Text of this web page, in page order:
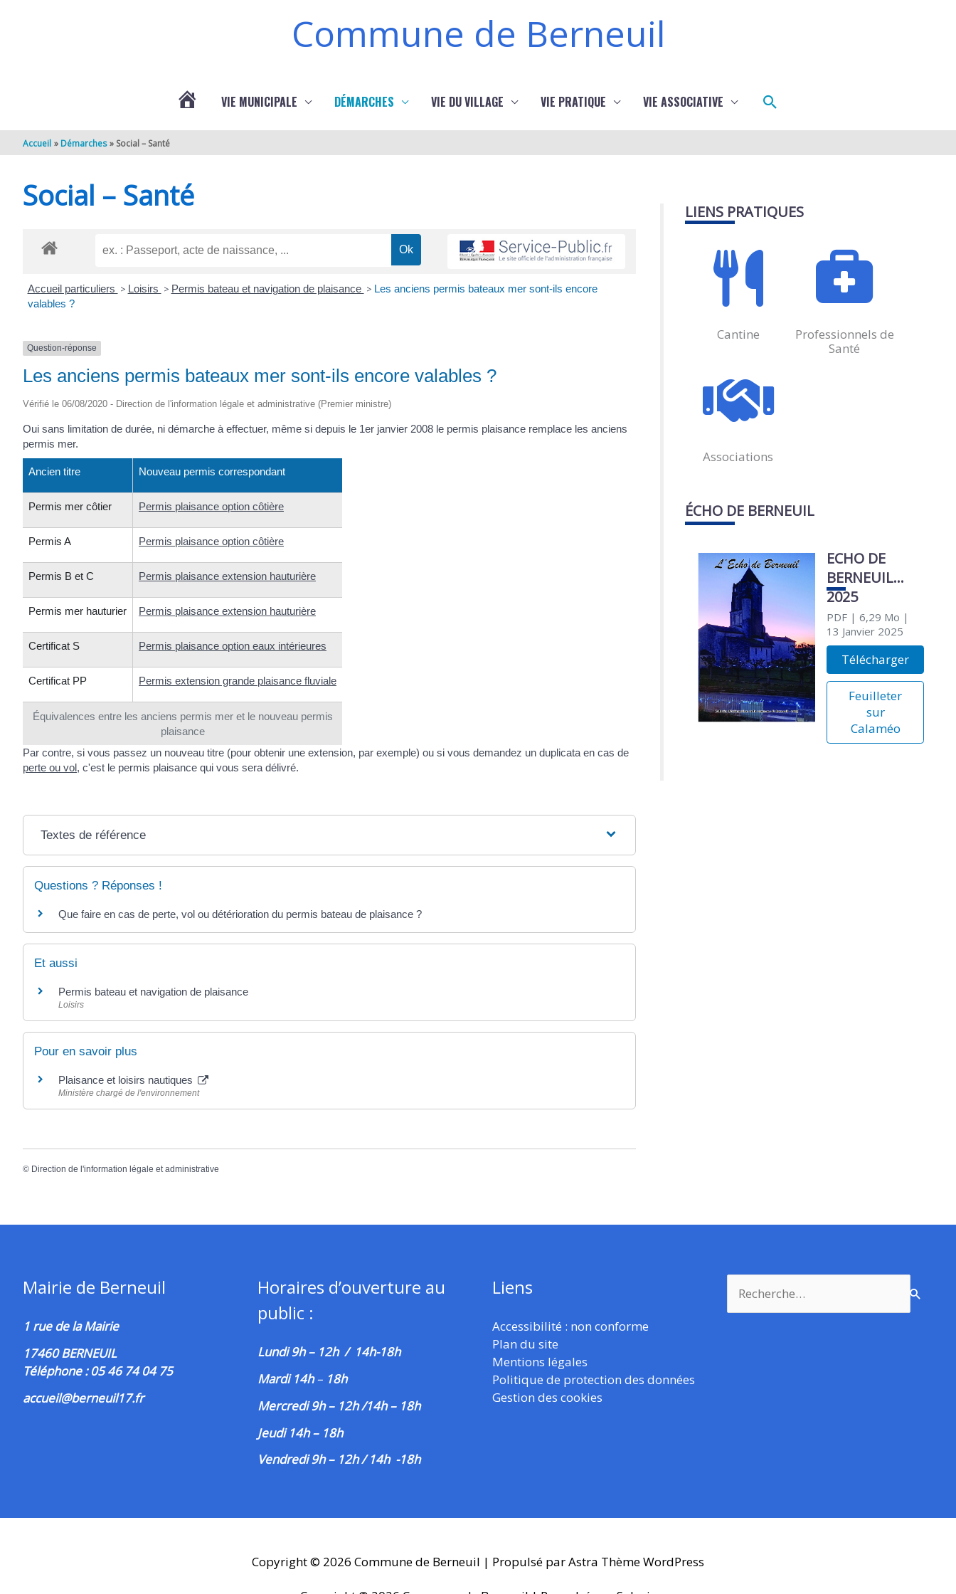
Commune de Berneuil
VIE MUNICIPALE DÉMARCHES VIE DU VILLAGE VIE PRATIQUE VIE ASSOCIATIVE Rechercher
Accueil Démarches Social – Santé
Social – Santé
Accueil particuliers > Loisirs > Permis bateau et navigation de plaisance > Les anciens permis bateaux mer sont-ils encore
valables ?
Question-réponse
Les anciens permis bateaux mer sont-ils encore valables ?
Vérifié le 06/08/2020 - Direction de l'information légale et administrative (Premier ministre)
Oui sans limitation de durée, ni démarche à effectuer, même si depuis le 1er janvier 2008 le permis plaisance remplace les anciens
permis mer.
Équivalences entre les anciens permis mer et le nouveau permis
plaisance
Ancien titre Nouveau permis correspondant
Permis mer côtier Permis plaisance option côtière
Permis A Permis plaisance option côtière
Permis B et C Permis plaisance extension hauturière
Permis mer hauturier Permis plaisance extension hauturière
Certificat S Permis plaisance option eaux intérieures
Certificat PP Permis extension grande plaisance fluviale
Par contre, si vous passez un nouveau titre (pour obtenir une extension, par exemple) ou si vous demandez un duplicata en cas de
perte ou vol, c'est le permis plaisance qui vous sera délivré.
Textes de référence
Questions ? Réponses !
Que faire en cas de perte, vol ou détérioration du permis bateau de plaisance ?
Et aussi
Permis bateau et navigation de plaisance
Loisirs
Pour en savoir plus
Plaisance et loisirs nautiques
Ministère chargé de l'environnement
© Direction de l'information légale et administrative
LIENS PRATIQUES
Cantine
Professionnels de
Santé
Associations
ÉCHO DE BERNEUIL
ECHO DE
BERNEUIL
2025
PDF| 6,29 Mo |
13 Janvier 2025
Télécharger
Feuilleter
sur
Calaméo
Mairie de Berneuil
1 rue de la Mairie
17460 BERNEUIL
Téléphone : 05 46 74 04 75
accueil@berneuil17.fr
Horaires d’ouverture au
public :
Lundi 9h – 12h / 14h-18h
Mardi 14h– 18h
Mercredi 9h – 12h /14h – 18h
Jeudi 14h – 18h
Vendredi 9h – 12h / 14h -18h
Liens
Accessibilité : non conforme
Plan du site
Mentions légales
Politique de protection des données
Gestion des cookies
Copyright © 2026 Commune de Berneuil | Propulsé parAstra Thème WordPress